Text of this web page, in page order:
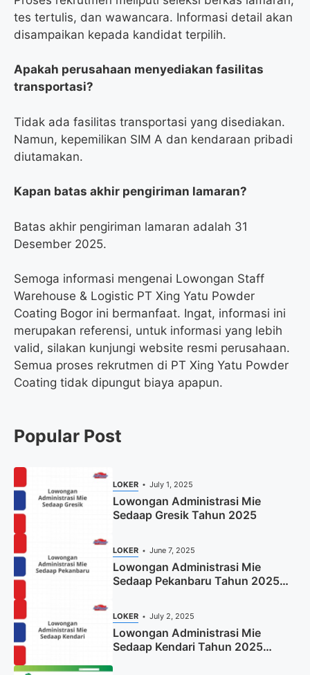
tes tertulis, dan wawancara. Informasi detail akan
disampaikan kepada kandidat terpilih.
Apakah perusahaan menyediakan fasilitas
transportasi?
Tidak ada fasilitas transportasi yang disediakan.
Namun, kepemilikan SIM A dan kendaraan pribadi
diutamakan.
Kapan batas akhir pengiriman lamaran?
Batas akhir pengiriman lamaran adalah 31
Desember 2025.
Semoga informasi mengenai Lowongan Staff
Warehouse & Logistic PT Xing Yatu Powder
Coating Bogor ini bermanfaat. Ingat, informasi ini
merupakan referensi, untuk informasi yang lebih
valid, silakan kunjungi website resmi perusahaan.
Semua proses rekrutmen di PT Xing Yatu Powder
Coating tidak dipungut biaya apapun.
Popular Post
LOKER July 1, 2025
Lowongan Administrasi Mie
Sedaap Gresik Tahun 2025
LOKER June 7, 2025
Lowongan Administrasi Mie
Sedaap Pekanbaru Tahun 2025
LOKER July 2, 2025
Lowongan Administrasi Mie
Sedaap Kendari Tahun 2025